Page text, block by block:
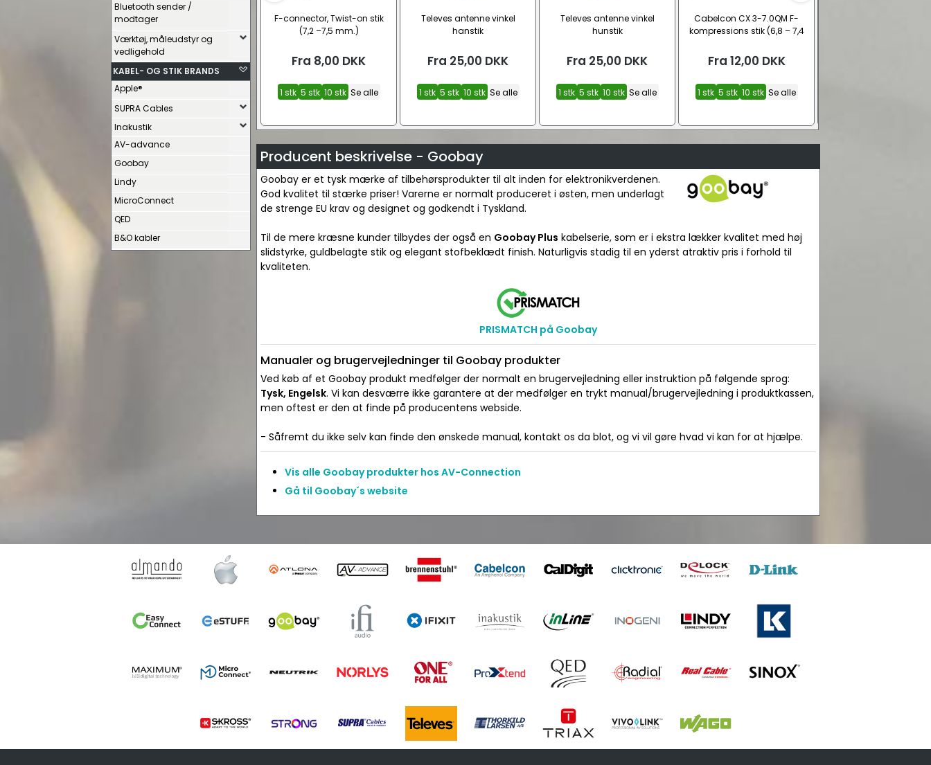
Bluetooth sender /
modtager
Værktøj, måleudstyr og
vedligehold
KABEL- OG STIK BRANDS
Apple®
SUPRA Cables
Inakustik
AV-advance
Goobay
Lindy
MicroConnect
QED
B&O kabler
F-connector, Twist-on stik
(7,2 –7,5 mm.)
Fra 8,00 DKK
1 stk 5 stk 10 stk Se alle
Televes antenne vinkel
hanstik
Fra 25,00 DKK
1 stk 5 stk 10 stk Se alle
Televes antenne vinkel
hunstik
Fra 25,00 DKK
1 stk 5 stk 10 stk Se alle
Cabelcon CX 3-7.0QM F-
kompressions stik (6,8 – 7,4
Fra 12,00 DKK
1 stk 5 stk 10 stk Se alle
Producent beskrivelse - Goobay
Goobay er et tysk mærke af tilbehørsprodukter til alt inden for elektronikverdenen.
God kvalitet til stærke priser! Varerne er normalt produceret i østen, men underlagt
de strenge EU krav og designet og godkendt i Tyskland.
Til de mere kræsne kunder tilbydes der også en Goobay Plus kabelserie, som er i ekstra lækker kvalitet med høj
slidstyrke, guldbelagte stik og elegant stofbeklædt finish. Naturligvis stadig til en yderst atraktiv pris i forhold til
kvaliteten.
PRISMATCH på Goobay
Manualer og brugervejledninger til Goobay produkter
Ved køb af et Goobay produkt medfølger der normalt en brugervejledning eller instruktion på følgende sprog:
Tysk, Engelsk. Vi kan desværre ikke garantere at der medfølger en trykt manual/brugervejledning i produktkassen,
men oftest er den at finde på producentens webside.
- Såfremt du ikke selv kan finde den ønskede manual, kontakt os da blot, og vi vil gøre hvad vi kan for at hjælpe.
Vis alle Goobay produkter hos AV-Connection
Gå til Goobay´s website